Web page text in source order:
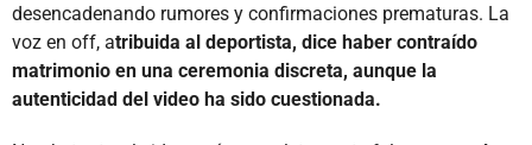
desencadenando rumores y confirmaciones prematuras. La
voz en off, atribuida al deportista, dice haber contraído
matrimonio en una ceremonia discreta, aunque la
autenticidad del video ha sido cuestionada.